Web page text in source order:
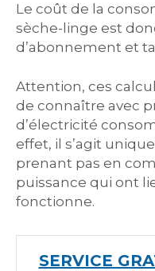
Le coût de la
sèche-linge est
d’abonnement et
Attention, ces
de connaître avec
d’électricité
effet, il s’agit
prenant pas en
puissance qui ont
fonctionne.
SERVICE